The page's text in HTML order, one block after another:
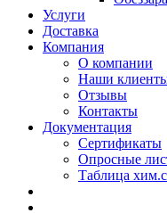
Услуги
Доставка
Компания
О компании
Наши
Отзывы
Контакты
Документация
Сертификаты
Опросные
Таблица